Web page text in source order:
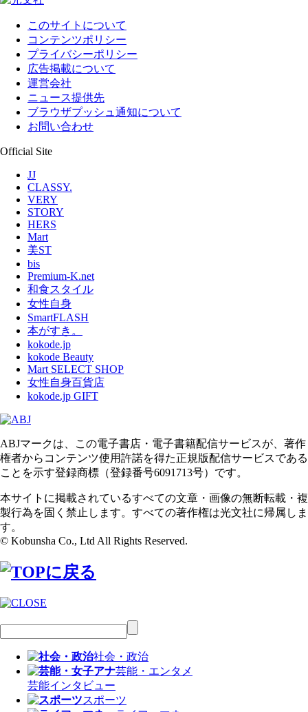
このサイトについて
コンテンツポリシー
プライバシーポリシー
広告掲載について
運営会社
ニュース提供先
ブラウザプッシュ通知について
お問い合わせ
Official Site
JJ
CLASSY.
VERY
STORY
HERS
Mart
美ST
bis
Premium-K.net
和食スタイル
女性自身
SmartFLASH
本がすき。
kokode.jp
kokode Beauty
Mart SELECT SHOP
女性自身百貨店
kokode.jp GIFT
ABJマークは、この電子書店・電子書籍配信サービスが、著作
権者からコンテンツ使用許諾を得た正規版配信サービスである
ことを示す登録商標（登録番号6091713号）です。
本サイトに掲載されているすべての文章・画像の無断転載・複
製行為を固く禁止します。すべての著作権は光文社に帰属しま
す。
© Kobunsha Co., Ltd All Rights Reserved.
社会・政治
芸能・エンタメ
芸能インタビュー
スポーツ